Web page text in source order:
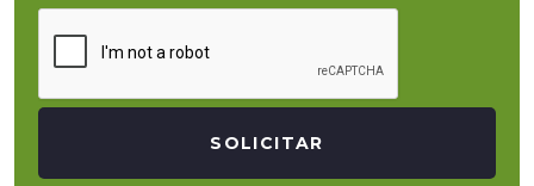
SOLICITAR